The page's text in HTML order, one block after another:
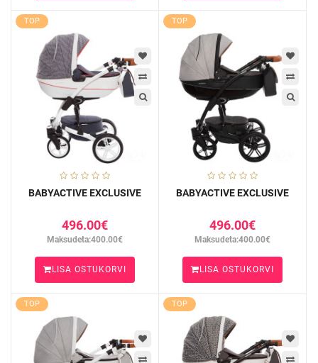
TOP
BABYACTIVE EXCLUSIVE
496.00€
Maksudeta:400.00€
LISA OSTUKORVI
TOP
BABYACTIVE EXCLUSIVE
496.00€
Maksudeta:400.00€
LISA OSTUKORVI
TOP TOP